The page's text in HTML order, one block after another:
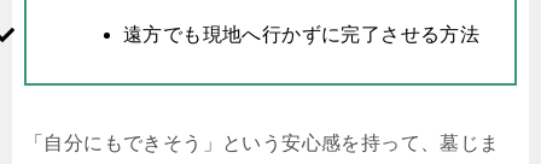
遠方でも現地へ行かずに完了させる方法
「自分にもできそう」という安心感を持って、墓じま